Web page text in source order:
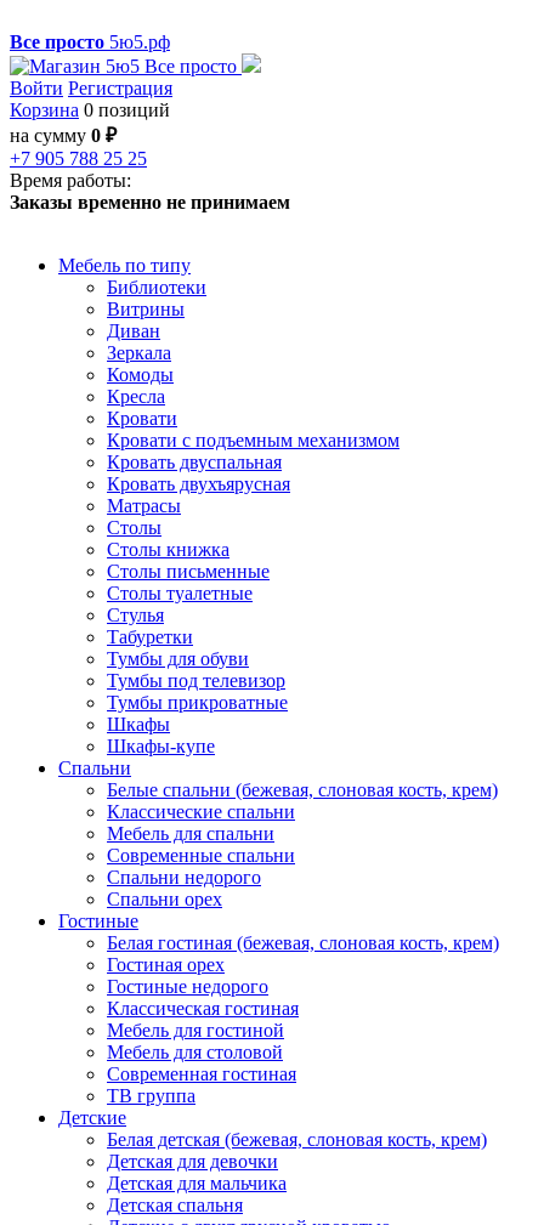
Все просто 5ю5.рф
Войти Регистрация
Корзина 0 позиций
на сумму 0 ₽
+7 905 788 25 25
Время работы:
Заказы временно не принимаем
Мебель по типу
Библиотеки
Витрины
Диван
Зеркала
Комоды
Кресла
Кровати
Кровати с подъемным механизмом
Кровать двуспальная
Кровать двухъярусная
Матрасы
Столы
Столы книжка
Столы письменные
Столы туалетные
Стулья
Табуретки
Тумбы для обуви
Тумбы под телевизор
Тумбы прикроватные
Шкафы
Шкафы-купе
Спальни
Белые спальни (бежевая, слоновая кость, крем)
Классические спальни
Мебель для спальни
Современные спальни
Спальни недорого
Спальни орех
Гостиные
Белая гостиная (бежевая, слоновая кость, крем)
Гостиная орех
Гостиные недорого
Классическая гостиная
Мебель для гостиной
Мебель для столовой
Современная гостиная
ТВ группа
Детские
Белая детская (бежевая, слоновая кость, крем)
Детская для девочки
Детская для мальчика
Детская спальня